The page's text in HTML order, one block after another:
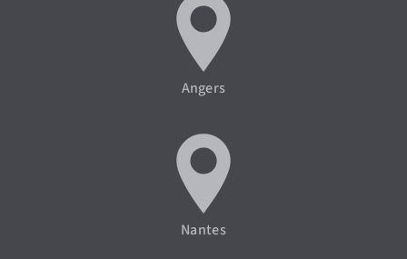
Angers
Nantes